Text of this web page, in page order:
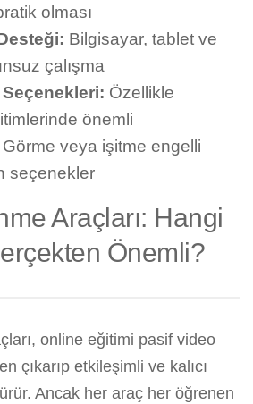
olması
Bilgisayar, tablet ve
çalışma
Seçenekleri: Özellikle
önemli
Görme veya işitme engelli
seçenekler
Araçları: Hangi
Önemli?
online eğitimi pasif video
çıkarıp etkileşimli ve kalıcı
Ancak her araç her öğrenen